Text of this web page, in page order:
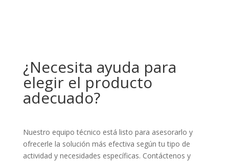
¿Necesita ayuda para
elegir el producto
adecuado?
Nuestro equipo técnico está listo para asesorarlo y
ofrecerle la solución más efectiva según tu tipo de
actividad y necesidades específicas. Contáctenos y